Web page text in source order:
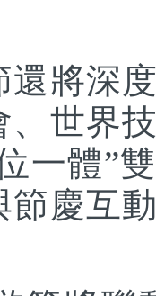
深度
、世界
一體”
節慶互